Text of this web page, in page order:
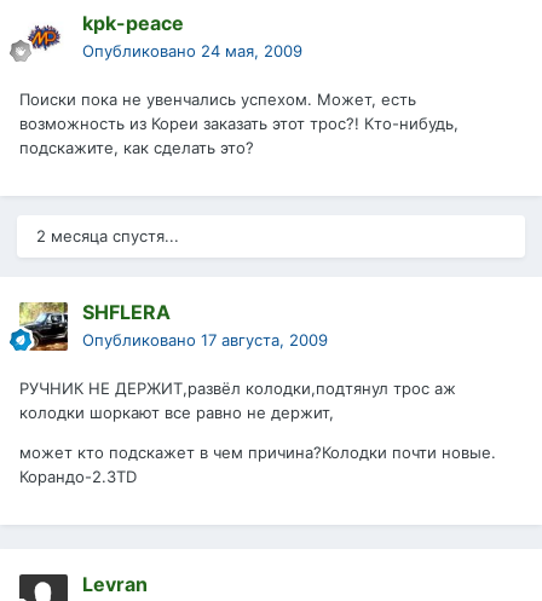
kpk-peace
Опубликовано 24 мая, 2009
Поиски пока не увенчались успехом. Может, есть
возможность из Кореи заказать этот трос?! Кто-нибудь,
подскажите, как сделать это?
2 месяца спустя...
SHFLERA
Опубликовано 17 августа, 2009
РУЧНИК НЕ ДЕРЖИТ,развёл колодки,подтянул трос аж
колодки шоркают все равно не держит,
может кто подскажет в чем причина?Колодки почти новые.
Корандо-2.3TD
Levran